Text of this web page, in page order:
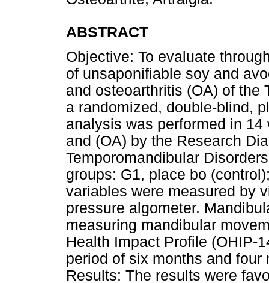
ABSTRACT
Objective: To evaluate
of unsaponifiable soy and
and osteoarthritis (OA) of the
a randomized, double-blind,
analysis was performed in
and (OA) by the Research
Temporomandibular
groups: G1, place bo
variables were measured by
pressure algometer.
measuring mandibular
Health Impact Profile (OHIP-
period of six months and
Results: The results were